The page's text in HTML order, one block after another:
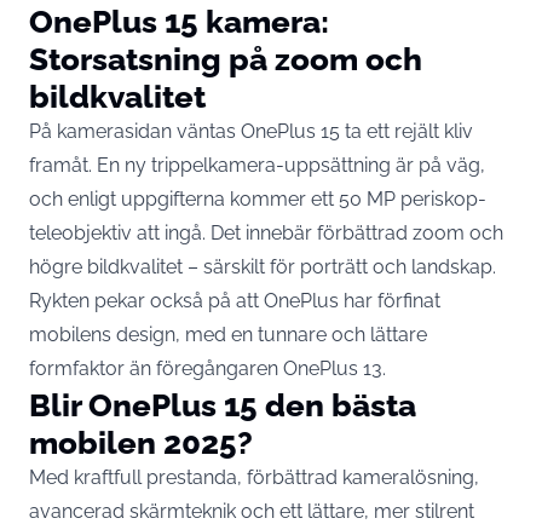
OnePlus 15 kamera:
Storsatsning på zoom och
bildkvalitet
På kamerasidan väntas OnePlus 15 ta ett rejält kliv
framåt. En ny trippelkamera-uppsättning är på väg,
och enligt uppgifterna kommer ett 50 MP periskop-
teleobjektiv att ingå. Det innebär förbättrad zoom och
högre bildkvalitet – särskilt för porträtt och landskap.
Rykten pekar också på att OnePlus har förfinat
mobilens design, med en tunnare och lättare
formfaktor än föregångaren OnePlus 13.
Blir OnePlus 15 den bästa
mobilen 2025?
Med kraftfull prestanda, förbättrad kameralösning,
avancerad skärmteknik och ett lättare, mer stilrent